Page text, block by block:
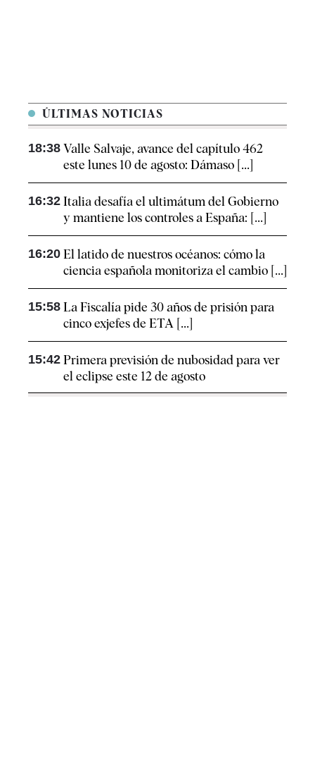
ÚLTIMAS NOTICIAS
18:38 Valle Salvaje, avance del capítulo 462
este lunes 10 de agosto: Dámaso [...]
16:32 Italia desafía el ultimátum del Gobierno
y mantiene los controles a España: [...]
16:20 El latido de nuestros océanos: cómo la
ciencia española monitoriza el cambio [...]
15:58 La Fiscalía pide 30 años de prisión para
cinco exjefes de ETA [...]
15:42 Primera previsión de nubosidad para ver
el eclipse este 12 de agosto